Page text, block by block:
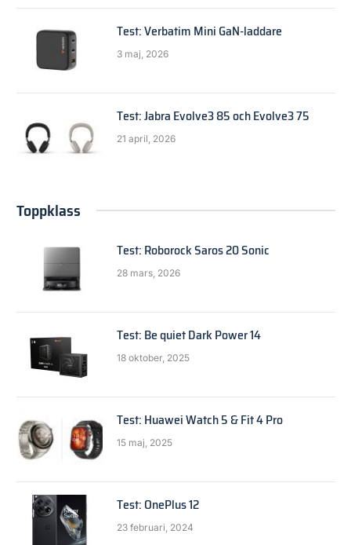
Test: Verbatim Mini GaN-laddare
3 maj, 2026
Test: Jabra Evolve3 85 och Evolve3 75
21 april, 2026
Toppklass
Test: Roborock Saros 20 Sonic
28 mars, 2026
Test: Be quiet Dark Power 14
18 oktober, 2025
Test: Huawei Watch 5 & Fit 4 Pro
15 maj, 2025
Test: OnePlus 12
23 februari, 2024